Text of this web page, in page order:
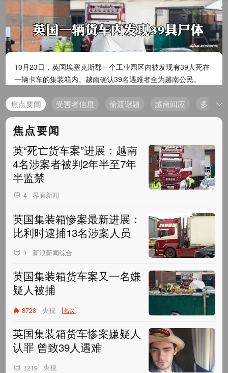
10月23日，英国埃塞克斯郡一个工业园区内被发现有39人死在
一辆卡车的集装箱内。越南确认39名遇难者全为越南公民。
焦点要闻 受害者信息 偷渡谜题 越南回应 多人被
焦点要闻
英“死亡货车案”进展：越南
4名涉案者被判2年半至7年
半监禁
4 界面新闻
英国集装箱惨案最新进展：
比利时逮捕13名涉案人员
1 新浪新闻综合
英国集装箱货车案又一名嫌
疑人被捕
8728 央视 热议
英国集装箱货车惨案嫌疑人
认罪 曾致39人遇难
1219 央视